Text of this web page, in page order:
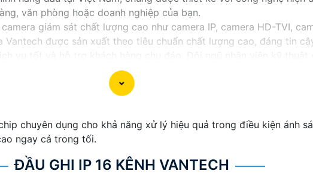
văn phòng hoặc doanh nghiệp của bạn.
giám sát chất lượng cao như camera IP, camera HD-TVI,
Vantech được sản xuất theo tiêu chuẩn chất lượng cao, đáng tin
cầu và ngân sách của bạn.
ninh tốt cho ngôi nhà hoặc doanh nghiệp của mình, Camera
chuyên dụng cho khả năng xử lý hiệu quả trong điều kiện ánh
ngay cả trong tối.
ĐẦU GHI IP 16 KÊNH VANTECH